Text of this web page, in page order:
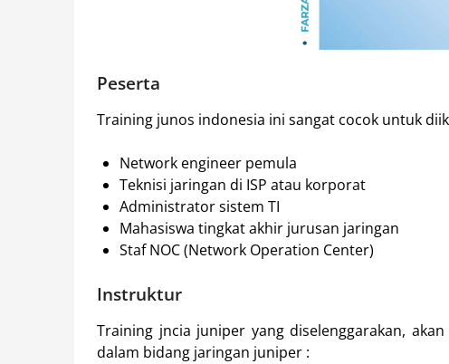
Peserta
Training junos indonesia ini sangat cocok untuk
Network engineer pemula
Teknisi jaringan di ISP atau korporat
Administrator sistem TI
Mahasiswa tingkat akhir jurusan jaringan
Staf NOC (Network Operation Center)
Instruktur
Training jncia juniper yang diselenggarakan,
dalam bidang jaringan juniper :